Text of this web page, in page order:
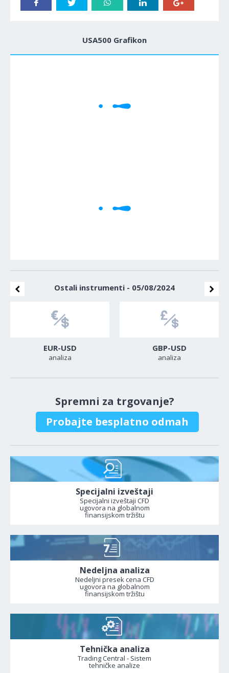
USA500 Grafikon
Ostali instrumenti - 05/08/2024
EUR-USD
analiza
GBP-USD
analiza
Spremni za trgovanje?
Probajte besplatno odmah
Specijalni izveštaji
Specijalni izveštaji CFD
ugovora na globalnom
finansijskom tržištu
Nedeljna analiza
Nedeljni presek cena CFD
ugovora na globalnom
finansijskom tržištu
Tehnička analiza
Trading Central - Sistem
tehničke analize